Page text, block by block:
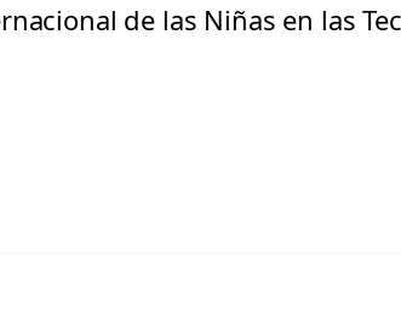
de las Niñas en las